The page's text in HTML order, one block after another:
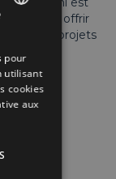
et à offrir
pour les projets
FRENCH
DUTCH
pour
utilisant
cookies
aux